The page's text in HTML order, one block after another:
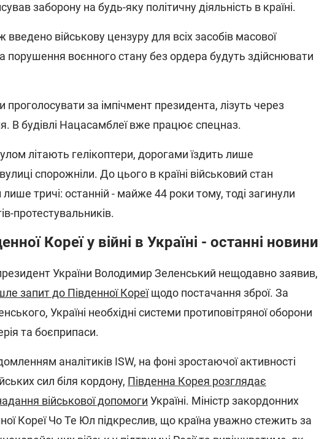
заборону на будь-яку політичну діяльність в країні.
введено військову цензуру для всіх засобів масової
порушення воєнного стану без ордера будуть здійснювати
проголосувати за імпічмент президента, лізуть через
В будівлі Нацасамблеї вже працює спецназ.
літають гелікоптери, дорогами їздить лише
спорожніли. До цього в країні військовий стан
тричі: останній - майже 44 роки тому, тоді загинули
протестувальників.
Кореї у війні в Україні - останні новини
України Володимир Зеленський нещодавно заявив,
запит до Південної Кореїщодо постачання зброї. За
Україні необхідні системи протиповітряної оборони
та боєприпаси.
аналітиків ISW, на фоні зростаючої активності
сил біля кордону, Південна Корея розглядає
військової допомоги Україні. Міністр закордонних
Кореї Чо Те Юл підкреслив, що країна уважно стежить за